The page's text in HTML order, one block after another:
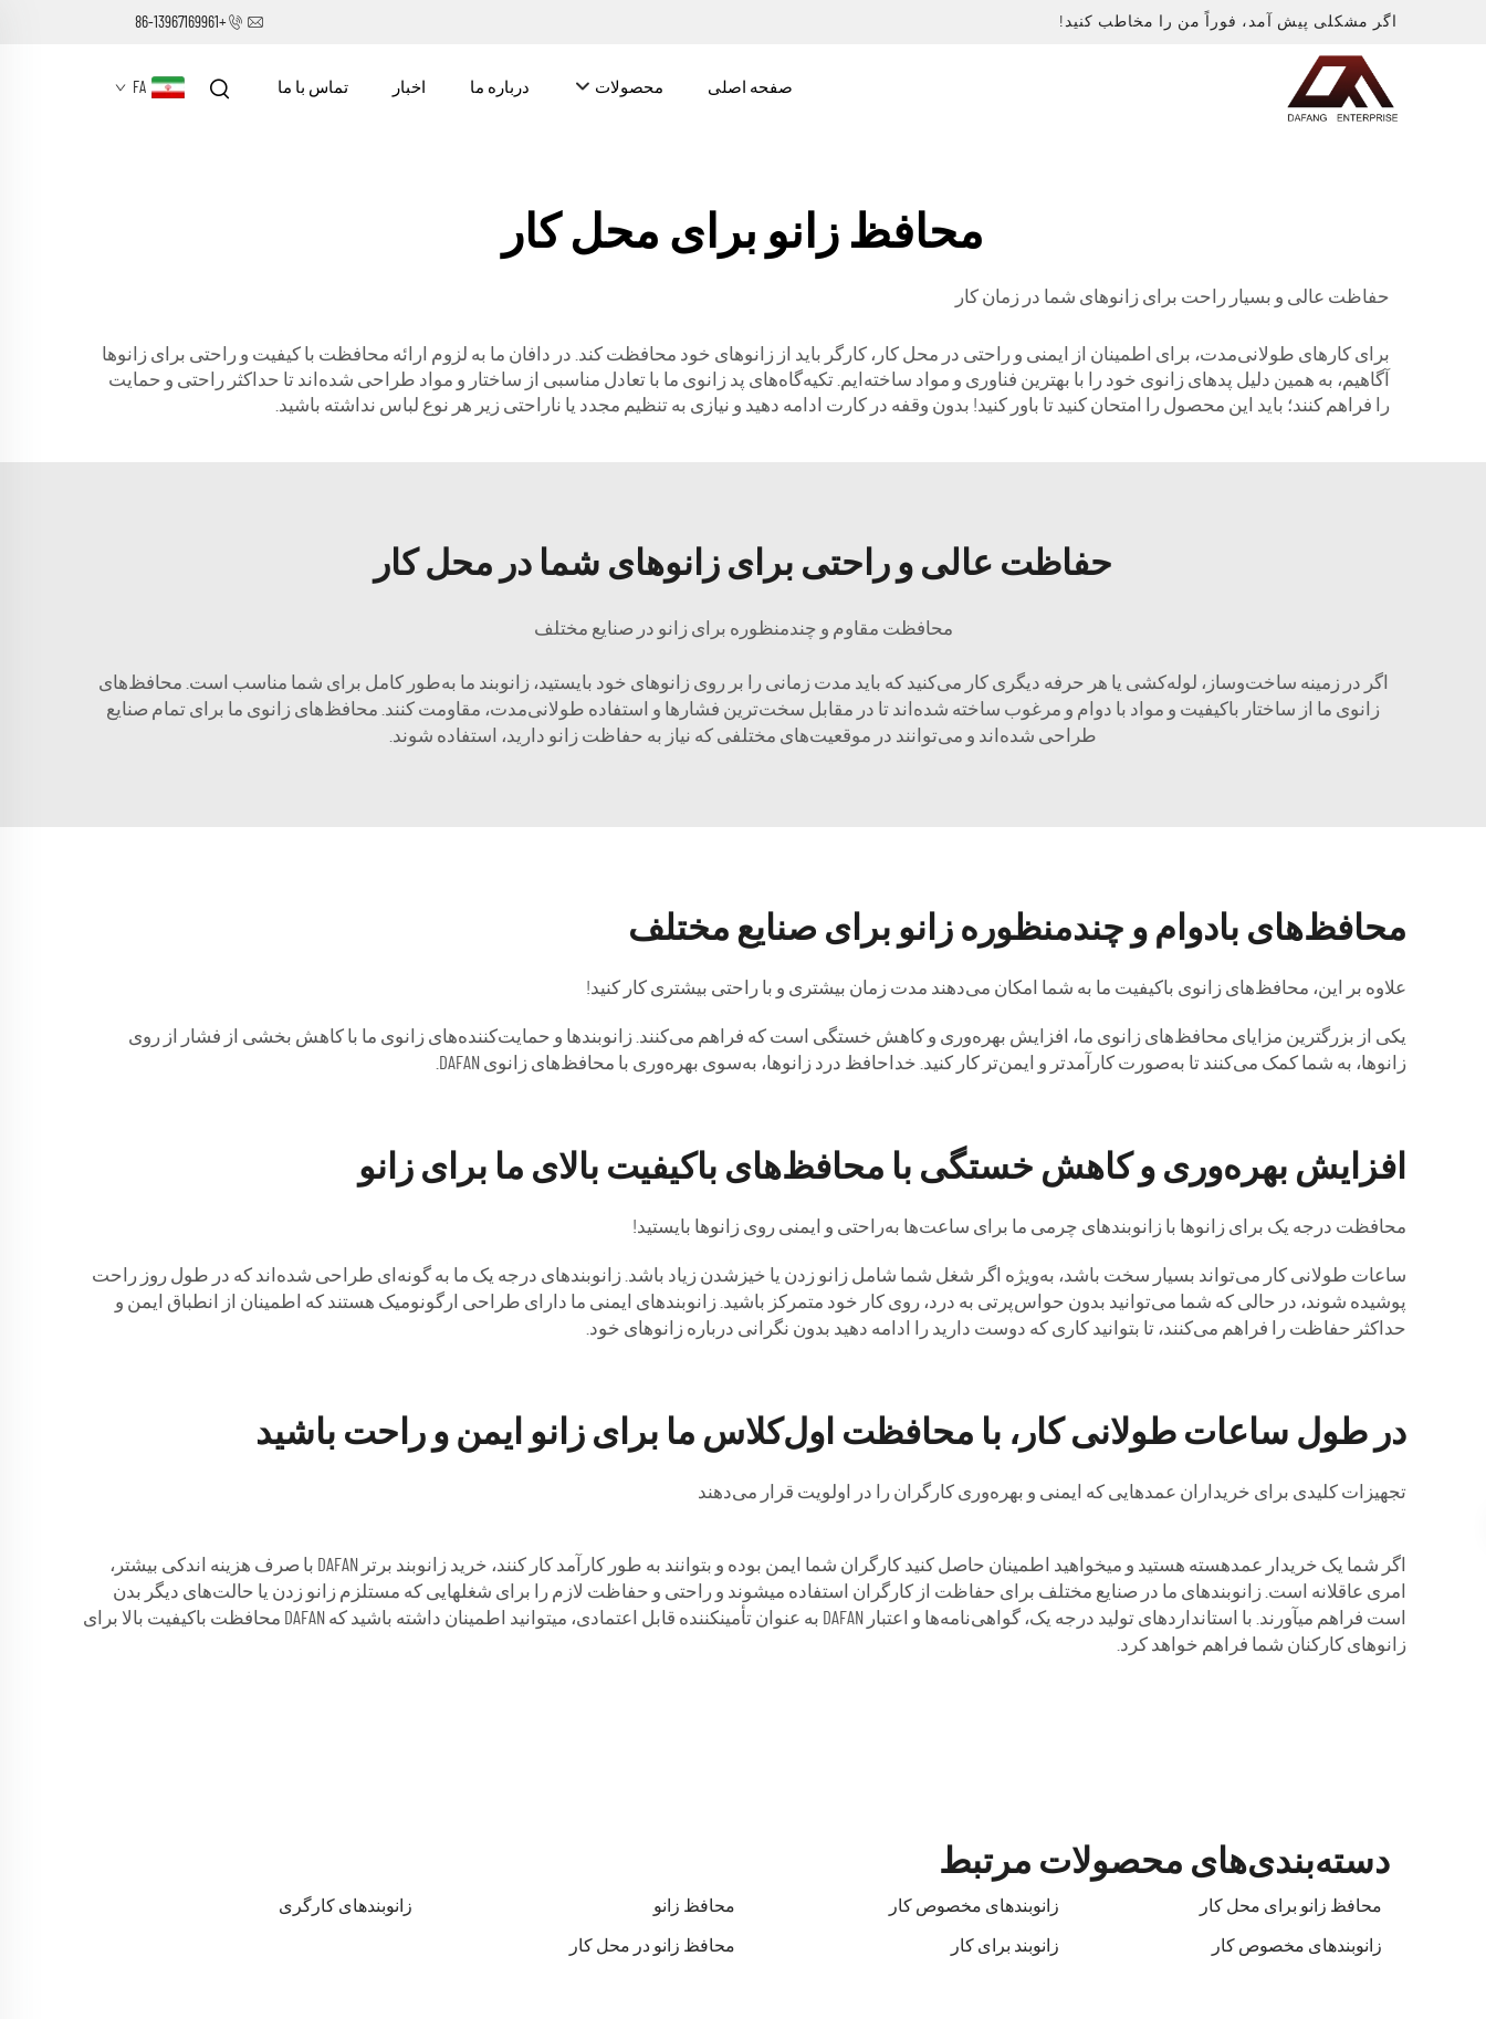
اگر مشکلی پیش آمد، فوراً من را مخاطب کنید! +86-13967169961
صفحه اصلی محصولات درباره ما اخبار تماس با ما FA
محافظ زانو برای محل کار
حفاظت عالی و بسیار راحت برای زانوهای شما در زمان کار
برای کارهای طولانی‌مدت، برای اطمینان از ایمنی و راحتی در محل کار، کارگر باید از زانوهای خود محافظت کند. در دافان ما به لزوم ارائه محافظت با کیفیت و راحتی برای زانوها
آگاهیم، به همین دلیل پدهای زانوی خود را با بهترین فناوری و مواد ساخته‌ایم. تکیه‌گاه‌های پد زانوی ما با تعادل مناسبی از ساختار و مواد طراحی شده‌اند تا حداکثر راحتی و حمایت
را فراهم کنند؛ باید این محصول را امتحان کنید تا باور کنید! بدون وقفه در کارت ادامه دهید و نیازی به تنظیم مجدد یا ناراحتی زیر هر نوع لباس نداشته باشید.
حفاظت عالی و راحتی برای زانوهای شما در محل کار
محافظت مقاوم و چندمنظوره برای زانو در صنایع مختلف
اگر در زمینه ساخت‌وساز، لوله‌کشی یا هر حرفه دیگری کار می‌کنید که باید مدت زمانی را بر روی زانوهای خود بایستید، زانوبند ما به‌طور کامل برای شما مناسب است. محافظ‌های
زانوی ما از ساختار باکیفیت و مواد با دوام و مرغوب ساخته شده‌اند تا در مقابل سخت‌ترین فشارها و استفاده طولانی‌مدت، مقاومت کنند. محافظ‌های زانوی ما برای تمام صنایع
طراحی شده‌اند و می‌توانند در موقعیت‌های مختلفی که نیاز به حفاظت زانو دارید، استفاده شوند.
محافظ‌های بادوام و چندمنظوره زانو برای صنایع مختلف
علاوه بر این، محافظ‌های زانوی باکیفیت ما به شما امکان می‌دهند مدت زمان بیشتری و با راحتی بیشتری کار کنید!
یکی از بزرگترین مزایای محافظ‌های زانوی ما، افزایش بهره‌وری و کاهش خستگی است که فراهم می‌کنند. زانوبندها و حمایت‌کننده‌های زانوی ما با کاهش بخشی از فشار از روی
زانوها، به شما کمک می‌کنند تا به‌صورت کارآمدتر و ایمن‌تر کار کنید. خداحافظ درد زانوها، به‌سوی بهره‌وری با محافظ‌های زانوی DAFAN.
افزایش بهره‌وری و کاهش خستگی با محافظ‌های باکیفیت بالای ما برای زانو
محافظت درجه یک برای زانوها با زانوبندهای چرمی ما برای ساعت‌ها به‌راحتی و ایمنی روی زانوها بایستید!
ساعات طولانی کار می‌تواند بسیار سخت باشد، به‌ویژه اگر شغل شما شامل زانو زدن یا خیزشدن زیاد باشد. زانوبند‌های درجه یک ما به گونه‌ای طراحی شده‌اند که در طول روز راحت
پوشیده شوند، در حالی که شما می‌توانید بدون حواس‌پرتی به درد، روی کار خود متمرکز باشید. زانوبندهای ایمنی ما دارای طراحی ارگونومیک هستند که اطمینان از انطباق ایمن و
حداکثر حفاظت را فراهم می‌کنند، تا بتوانید کاری که دوست دارید را ادامه دهید بدون نگرانی درباره زانوهای خود.
در طول ساعات طولانی کار، با محافظت اول‌کلاس ما برای زانو ایمن و راحت باشید
تجهیزات کلیدی برای خریداران عمدهایی که ایمنی و بهره‌وری کارگران را در اولویت قرار می‌دهند
اگر شما یک خریدار عمدهسته هستید و میخواهید اطمینان حاصل کنید کارگران شما ایمن بوده و بتوانند به طور کارآمد کار کنند، خرید زانوبند برتر DAFAN با صرف هزینه اندکی بیشتر،
امری عاقلانه است. زانوبندهای ما در صنایع مختلف برای حفاظت از کارگران استفاده میشوند و راحتی و حفاظت لازم را برای شغلهایی که مستلزم زانو زدن یا حالت‌های دیگر بدن
است فراهم میآورند. با استانداردهای تولید درجه یک، گواهی‌نامه‌ها و اعتبار DAFAN به عنوان تأمینکننده قابل اعتمادی، میتوانید اطمینان داشته باشید که DAFAN محافظت باکیفیت بالا برای
زانوهای کارکنان شما فراهم خواهد کرد.
دسته‌بندی‌های محصولات مرتبط
محافظ زانو برای محل کار زانوبندهای مخصوص کار محافظ زانو زانوبندهای کارگری
زانوبندهای مخصوص کار زانوبند برای کار محافظ زانو در محل کار